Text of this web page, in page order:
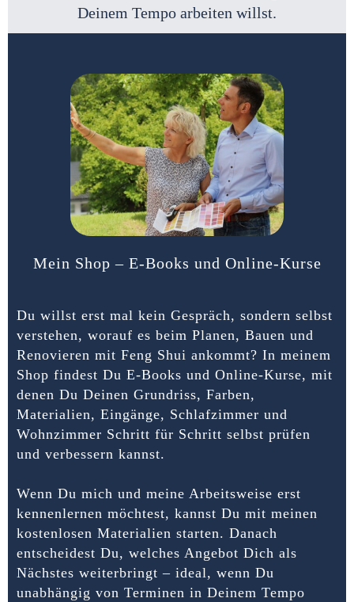
Deinem Tempo arbeiten willst.
Mein Shop – E-Books und Online-Kurse
Du willst erst mal kein Gespräch, sondern selbst
verstehen, worauf es beim Planen, Bauen und
Renovieren mit Feng Shui ankommt? In meinem
Shop findest Du E-Books und Online-Kurse, mit
denen Du Deinen Grundriss, Farben,
Materialien, Eingänge, Schlafzimmer und
Wohnzimmer Schritt für Schritt selbst prüfen
und verbessern kannst.
Wenn Du mich und meine Arbeitsweise erst
kennenlernen möchtest, kannst Du mit meinen
kostenlosen Materialien starten. Danach
entscheidest Du, welches Angebot Dich als
Nächstes weiterbringt – ideal, wenn Du
unabhängig von Terminen in Deinem Tempo